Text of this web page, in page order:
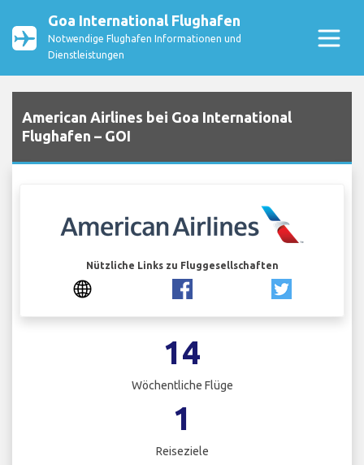
Goa International Flughafen
Notwendige Flughafen Informationen und
Dienstleistungen
American Airlines bei Goa International
Flughafen – GOI
Nützliche Links zu Fluggesellschaften
14
Wöchentliche Flüge
1
Reiseziele